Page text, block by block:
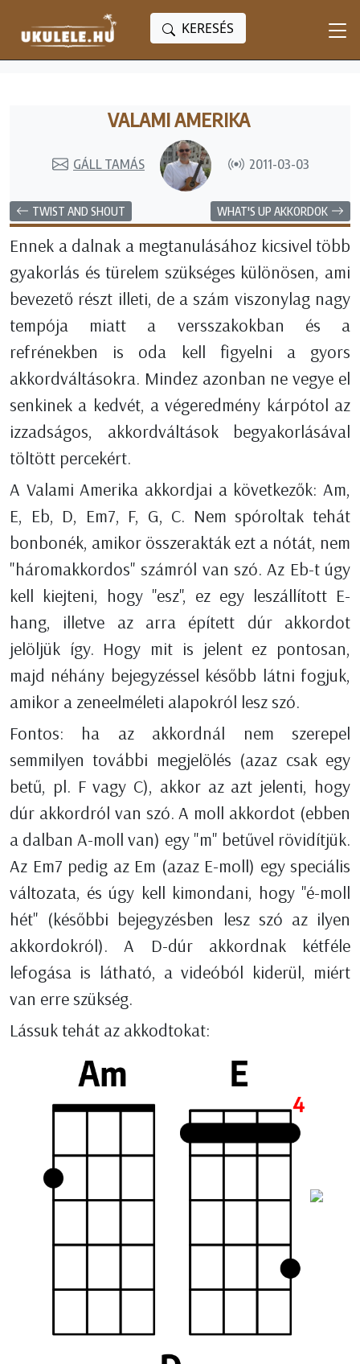
KERESÉS
VALAMI AMERIKA
GÁLL TAMÁS 2011-03-03
TWIST AND SHOUT WHAT'S UP AKKORDOK
Ennek a dalnak a megtanulásához kicsivel több
gyakorlás és türelem szükséges különösen, ami
bevezető részt illeti, de a szám viszonylag nagy
tempója miatt a versszakokban és a
refrénekben is oda kell figyelni a gyors
akkordváltásokra. Mindez azonban ne vegye el
senkinek a kedvét, a végeredmény kárpótol az
izzadságos, akkordváltások begyakorlásával
töltött percekért.
A Valami Amerika akkordjai a következők: Am,
E, Eb, D, Em7, F, G, C. Nem spóroltak tehát
bonbonék, amikor összerakták ezt a nótát, nem
"háromakkordos" számról van szó. Az Eb-t úgy
kell kiejteni, hogy "esz", ez egy leszállított E-
hang, illetve az arra épített dúr akkordot
jelöljük így. Hogy mit is jelent ez pontosan,
majd néhány bejegyzéssel később látni fogjuk,
amikor a zeneelméleti alapokról lesz szó.
Fontos: ha az akkordnál nem szerepel
semmilyen további megjelölés (azaz csak egy
betű, pl. F vagy C), akkor az azt jelenti, hogy
dúr akkordról van szó. A moll akkordot (ebben
a dalban A-moll van) egy "m" betűvel rövidítjük.
Az Em7 pedig az Em (azaz E-moll) egy speciális
változata, és úgy kell kimondani, hogy "é-moll
hét" (későbbi bejegyzésben lesz szó az ilyen
akkordokról). A D-dúr akkordnak kétféle
lefogása is látható, a videóból kiderül, miért
van erre szükség.
Lássuk tehát az akkodtokat: